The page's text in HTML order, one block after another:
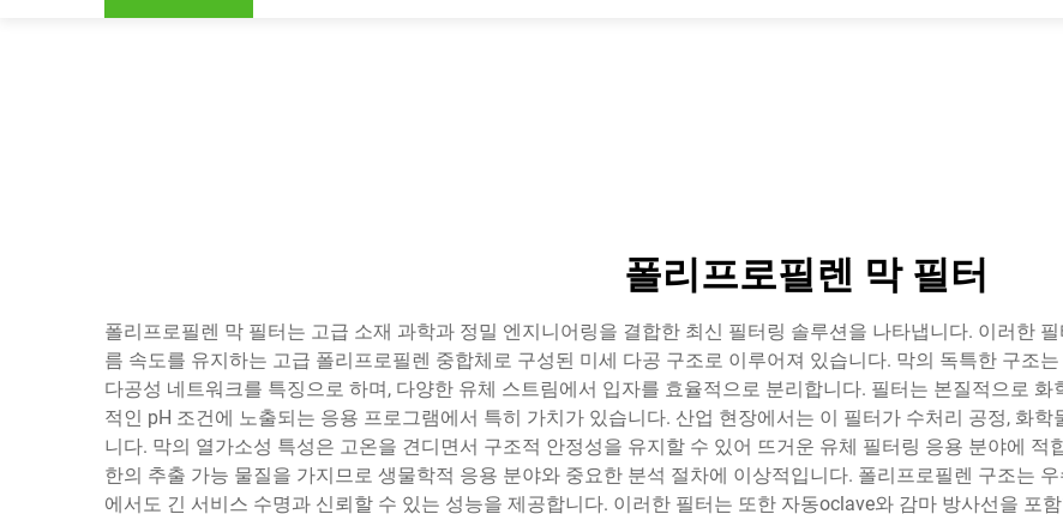
폴리프로필렌 막 필터
폴리프로필렌 막 필터는 고급 소재 과학과 정밀 엔지니어링을 결합한 최신 필터링 솔루션을 나타냅니다. 이러한
름 속도를 유지하는 고급 폴리프로필렌 중합체로 구성된 미세 다공 구조로 이루어져 있습니다. 막의 독특한 구조
다공성 네트워크를 특징으로 하며, 다양한 유체 스트림에서 입자를 효율적으로 분리합니다. 필터는 본질적으로
적인 pH 조건에 노출되는 응용 프로그램에서 특히 가치가 있습니다. 산업 현장에서는 이 필터가 수처리 공정, 화
니다. 막의 열가소성 특성은 고온을 견디면서 구조적 안정성을 유지할 수 있어 뜨거운 유체 필터링 응용 분야에
한의 추출 가능 물질을 가지므로 생물학적 응용 분야와 중요한 분석 절차에 이상적입니다. 폴리프로필렌 구조는
에서도 긴 서비스 수명과 신뢰할 수 있는 성능을 제공합니다. 이러한 필터는 또한 자동oclave와 감마 방사선을 포